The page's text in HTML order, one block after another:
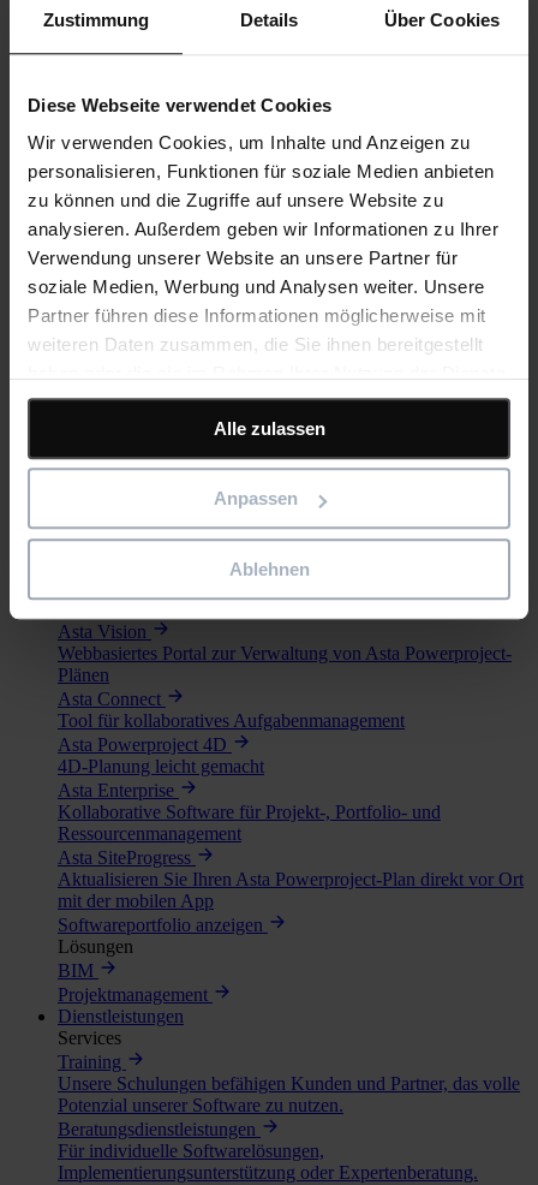
Zustimmung Details Über Cookies
Diese Webseite verwendet Cookies
Wir verwenden Cookies, um Inhalte und Anzeigen zu
personalisieren, Funktionen für soziale Medien anbieten
zu können und die Zugriffe auf unsere Website zu
analysieren. Außerdem geben wir Informationen zu Ihrer
Verwendung unserer Website an unsere Partner für
soziale Medien, Werbung und Analysen weiter. Unsere
Partner führen diese Informationen möglicherweise mit
weiteren Daten zusammen, die Sie ihnen bereitgestellt
gesammelt haben.
Alle zulassen
Anpassen
Ablehnen
Unternehmen
Termine
Über uns
Karriere
Erklärung zu moderner Sklaverei und Menschenhandel
© 2026 Asta Development GmbH trading as Eleco
Geschäftsbedingungen Datenschutzerklärug Cookie-Richtlinie
Toggle navigation
Verfügbare Software
und Risikoanalyse
Asta Vision
Webbasiertes Portal zur Verwaltung von Asta Powerproject-
Plänen
Asta Connect
Tool für kollaboratives Aufgabenmanagement
Asta Powerproject 4D
4D-Planung leicht gemacht
Asta Enterprise
Kollaborative Software für Projekt-, Portfolio- und
Ressourcenmanagement
Asta SiteProgress
Aktualisieren Sie Ihren Asta Powerproject-Plan direkt vor Ort
mit der mobilen App
Softwareportfolio anzeigen
Lösungen
BIM
Projektmanagement
Dienstleistungen
Services
Training
Unsere Schulungen befähigen Kunden und Partner, das volle
Potenzial unserer Software zu nutzen.
Beratungsdienstleistungen
Für individuelle Softwarelösungen,
Implementierungsunterstützung oder Expertenberatung.